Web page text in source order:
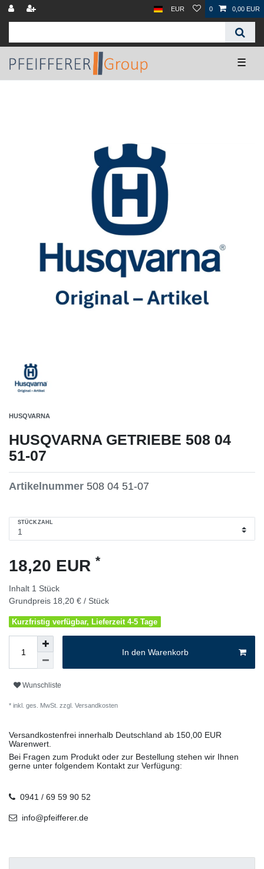
EUR 0 0,00 EUR
☰
HUSQVARNA
HUSQVARNA GETRIEBE 508 04
51-07
Artikelnummer 508 04 51-07
STÜCKZAHL
18,20 EUR *
Inhalt 1 Stück
Grundpreis 18,20 € / Stück
Kurzfristig verfügbar, Lieferzeit 4-5 Tage
In den Warenkorb
Wunschliste
* inkl. ges. MwSt. zzgl. Versandkosten
Versandkostenfrei innerhalb Deutschland ab 150,00 EUR
Warenwert.
Bei Fragen zum Produkt oder zur Bestellung stehen wir Ihnen
gerne unter folgendem Kontakt zur Verfügung:
0941 / 69 59 90 52
info@pfeifferer.de